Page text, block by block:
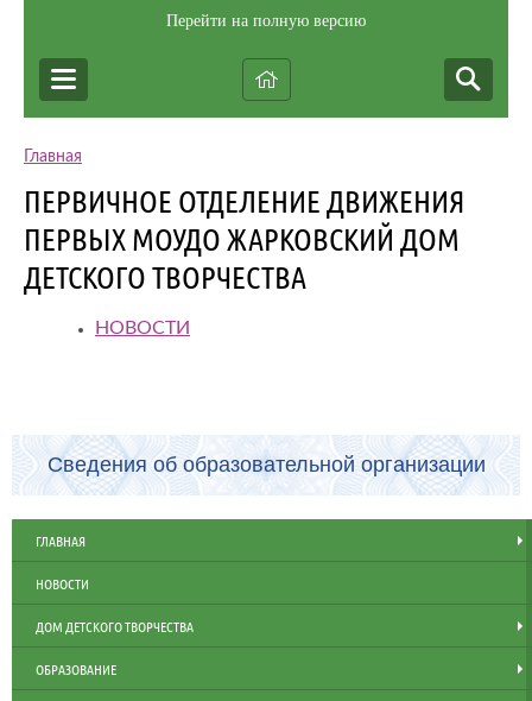
Перейти на полную версию
Главная
ПЕРВИЧНОЕ ОТДЕЛЕНИЕ ДВИЖЕНИЯ
ПЕРВЫХ МОУДО ЖАРКОВСКИЙ ДОМ
ДЕТСКОГО ТВОРЧЕСТВА
НОВОСТИ
Сведения об образовательной организации
ГЛАВНАЯ
НОВОСТИ
ДОМ ДЕТСКОГО ТВОРЧЕСТВА
ОБРАЗОВАНИЕ